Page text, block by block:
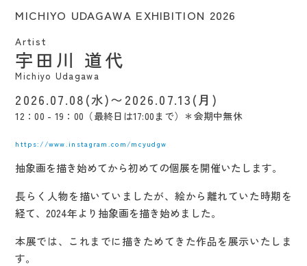
MICHIYO UDAGAWA EXHIBITION 2026
Artist
宇田川 道代
Michiyo Udagawa
2026.07.08(水)〜2026.07.13(月)
12：00 - 19：00（最終日は17:00まで）＊会期中無休
https://www.instagram.com/mcyudgw
抽象画を描き始めてから初めての個展を開催いたします。
長らく人物を描いていましたが、絵から離れていた時期を
経て、2024年より抽象画を描き始めました。
本展では、これまでに描きためてきた作品を展示いたしま
す。